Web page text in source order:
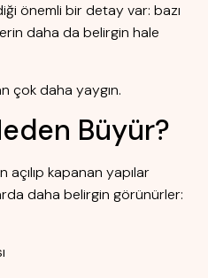
önemli bir detay var: bazı
daha da belirgin hale
çok daha yaygın.
Büyür?
açılıp kapanan yapılar
daha belirgin görünürler: